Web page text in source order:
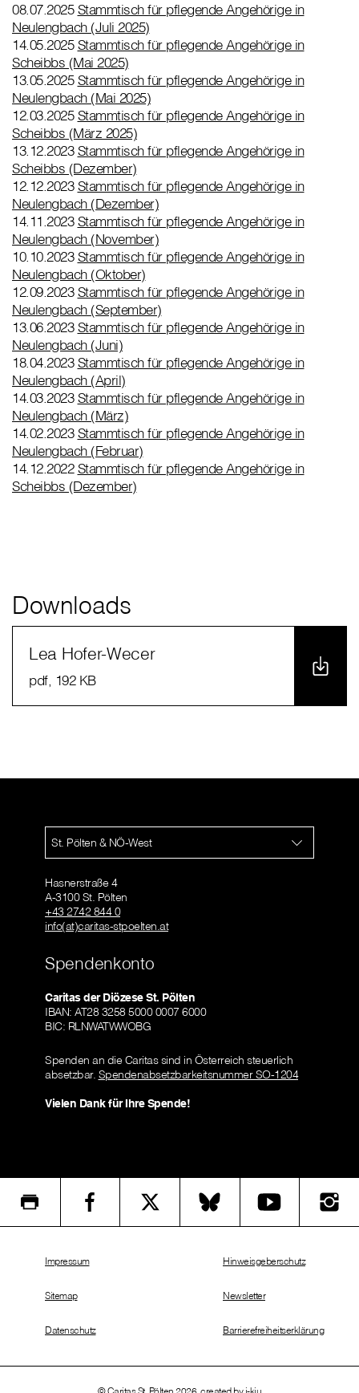
08.07.2025 Stammtisch für pflegende Angehörige in
Neulengbach (Juli 2025)
14.05.2025 Stammtisch für pflegende Angehörige in
Scheibbs (Mai 2025)
13.05.2025 Stammtisch für pflegende Angehörige in
Neulengbach (Mai 2025)
12.03.2025 Stammtisch für pflegende Angehörige in
Scheibbs (März 2025)
13.12.2023 Stammtisch für pflegende Angehörige in
Scheibbs (Dezember)
12.12.2023 Stammtisch für pflegende Angehörige in
Neulengbach (Dezember)
14.11.2023 Stammtisch für pflegende Angehörige in
Neulengbach (November)
10.10.2023 Stammtisch für pflegende Angehörige in
Neulengbach (Oktober)
12.09.2023 Stammtisch für pflegende Angehörige in
Neulengbach (September)
13.06.2023 Stammtisch für pflegende Angehörige in
Neulengbach (Juni)
18.04.2023 Stammtisch für pflegende Angehörige in
Neulengbach (April)
14.03.2023 Stammtisch für pflegende Angehörige in
Neulengbach (März)
14.02.2023 Stammtisch für pflegende Angehörige in
Neulengbach (Februar)
14.12.2022 Stammtisch für pflegende Angehörige in
Scheibbs (Dezember)
Downloads
Lea Hofer-Wecer
pdf, 192 KB
St. Pölten & NÖ-West
Hasnerstraße 4
A-3100 St. Pölten
+43 2742 844 0
info(at)caritas-stpoelten.at
Spendenkonto
Caritas der Diözese St. Pölten
IBAN: AT28 3258 5000 0007 6000
BIC: RLNWATWWOBG
Spenden an die Caritas sind in Österreich steuerlich
absetzbar. Spendenabsetzbarkeitsnummer SO-1204
Vielen Dank für Ihre Spende!
Impressum
Sitemap
Datenschutz
Hinweisgeberschutz
Newsletter
Barrierefreiheitserklärung